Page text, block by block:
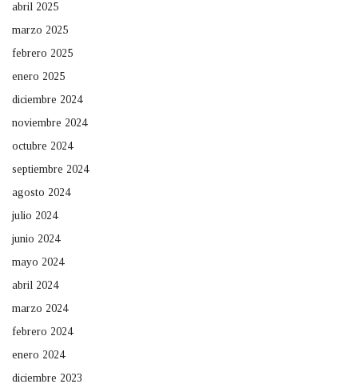
abril 2025
marzo 2025
febrero 2025
enero 2025
diciembre 2024
noviembre 2024
octubre 2024
septiembre 2024
agosto 2024
julio 2024
junio 2024
mayo 2024
abril 2024
marzo 2024
febrero 2024
enero 2024
diciembre 2023